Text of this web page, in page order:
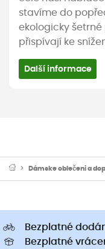
stavíme do
ekologicky šetrné
přispívají ke
Další informace
Dámske oblečeni a
Bezplatné
Bezplatné